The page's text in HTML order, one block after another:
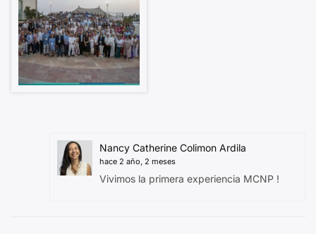
Nancy Catherine Colimon Ardila
hace 2 año, 2 meses
Vivimos la primera experiencia MCNP !